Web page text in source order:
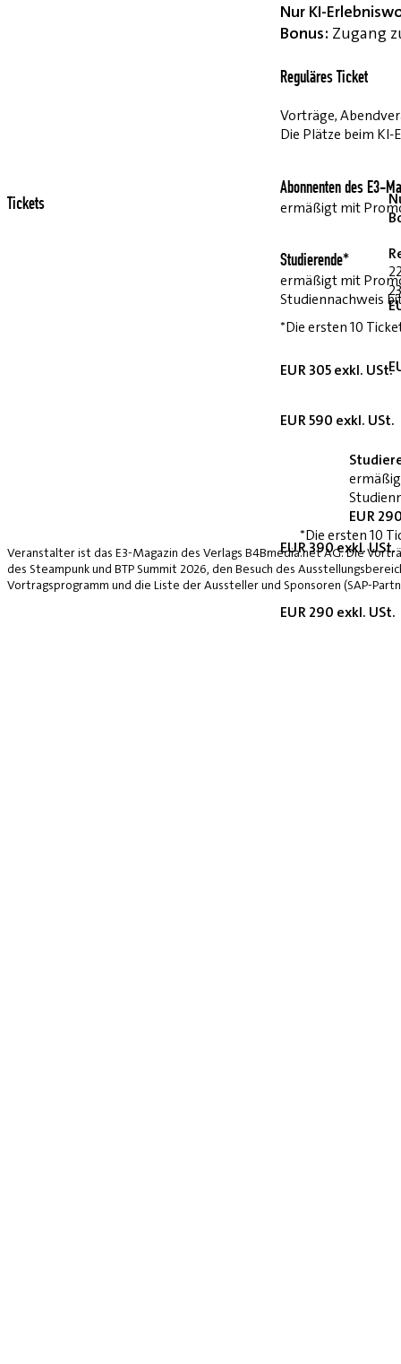
Nur KI-
Bonus: Zugang
Reguläres Ticket
Vorträge,
Die Plätze beim
Abonnenten des E3-
ermäßigt mit
Studierende*
ermäßigt mit
Studiennachweis
*Die ersten 10
EUR 305 exkl. USt.
EUR 590 exkl. USt.
EUR 390 exkl. USt.
EUR 290 exkl. USt.
Tickets
EUR
*Die ersten 10
Veranstalter ist das E3-Magazin des Verlags B4Bmedia.net AG. Die
des Steampunk und BTP Summit 2026, den Besuch des
Vortragsprogramm und die Liste der Aussteller und Sponsoren (SAP-